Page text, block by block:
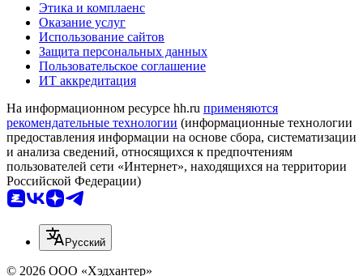
Этика и комплаенс
Оказание услуг
Использование сайтов
Защита персональных данных
Пользовательское соглашение
ИТ аккредитация
На информационном ресурсе hh.ru применяются
рекомендательные технологии (информационные технологии
предоставления информации на основе сбора, систематизации
и анализа сведений, относящихся к предпочтениям
пользователей сети «Интернет», находящихся на территории
Российской Федерации)
Русский
© 2026 ООО «Хэдхантер»